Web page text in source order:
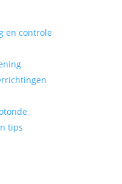
en controle
tips